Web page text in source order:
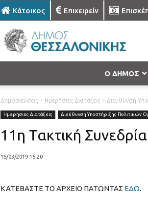
Κάτοικος Επιχειρείν
Ο ΔΗΜΟΣ
Δημοσιεύσεις Ημερήσιες Διατάξεις Διεύθυνση
Ημερήσιες Διατάξεις Διεύθυνση Υποστήριξης Πολιτικών
11η Τακτική
15/03/2019 15:20
ΚΑΤΕΒΑΣΤΕ ΤΟ ΑΡΧΕΙΟ ΠΑΤΩΝΤΑΣ ΕΔΩ.